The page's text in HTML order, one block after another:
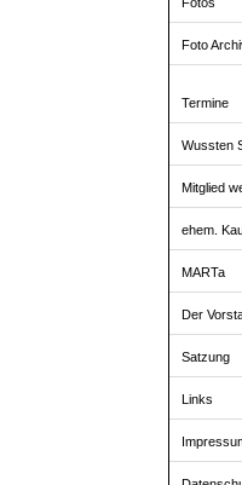
Foto
Termine
Wussten
Mitglied
ehem.
MARTa
Der
Satzung
Links